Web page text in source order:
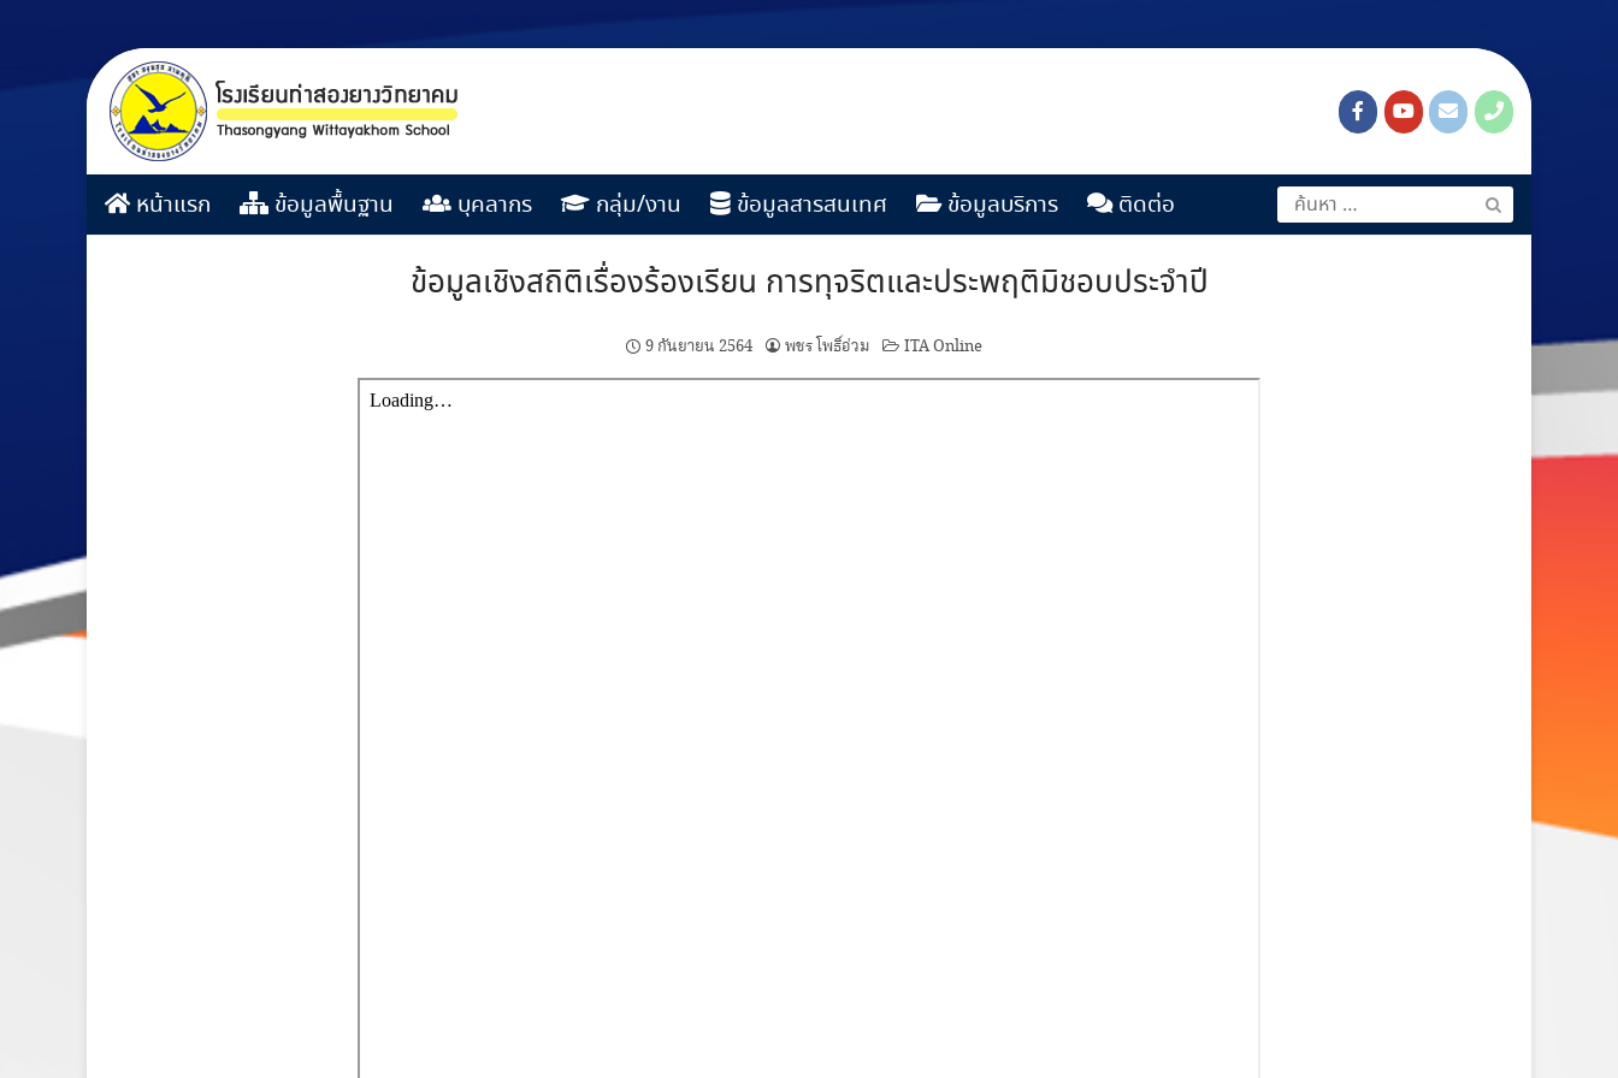
หน้าแรก ข้อมูลพื้นฐาน บุคลากร กลุ่ม/งาน ข้อมูลสารสนเทศ ข้อมูลบริการ ติดต่อ
ข้อมูลเชิงสถิติเรื่องร้องเรียน การทุจริตและประพฤติมิชอบประจําปี
9 กันยายน 2564 พชร โพธิ์อ่วม ITA Online